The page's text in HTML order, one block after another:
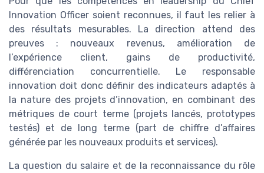
Innovation Officer soient reconnues, il faut les relier à
des résultats mesurables. La direction attend des
preuves : nouveaux revenus, amélioration de
l’expérience client, gains de productivité,
différenciation concurrentielle. Le responsable
innovation doit donc définir des indicateurs adaptés à
la nature des projets d’innovation, en combinant des
métriques de court terme (projets lancés, prototypes
testés) et de long terme (part de chiffre d’affaires
générée par les nouveaux produits et services).
La question du salaire et de la reconnaissance du rôle